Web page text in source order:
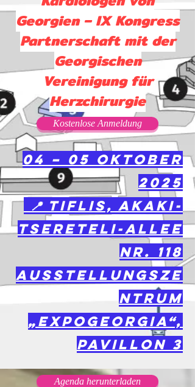
Georgien – IX Kongress
Partnerschaft mit der
Georgischen
Vereinigung für
Herzchirurgie
Kostenlose Anmeldung
04 – 05 Oktober
2025
📍 Tiflis, Akaki-
Tsereteli-Allee
Nr. 118
Ausstellungsze
ntrum
„ExpoGeorgia“,
Pavillon 3
Agenda herunterladen